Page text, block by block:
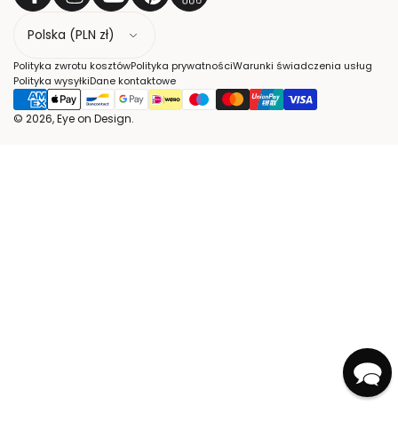
a
j
Polityka zwrotu kosztówPolityka prywatnościWarunki świadczenia usług
Polityka wysyłkiDane kontaktowe
© 2026, Eye on Design.